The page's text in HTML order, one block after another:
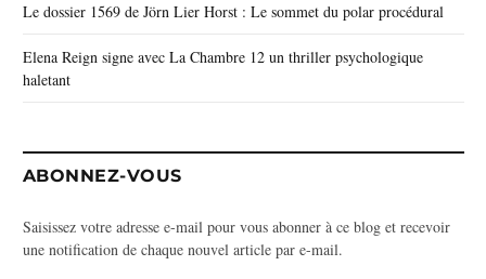
Le dossier 1569 de Jörn Lier Horst : Le sommet du polar procédural
Elena Reign signe avec La Chambre 12 un thriller psychologique
haletant
ABONNEZ-VOUS
Saisissez votre adresse e-mail pour vous abonner à ce blog et recevoir
une notification de chaque nouvel article par e-mail.